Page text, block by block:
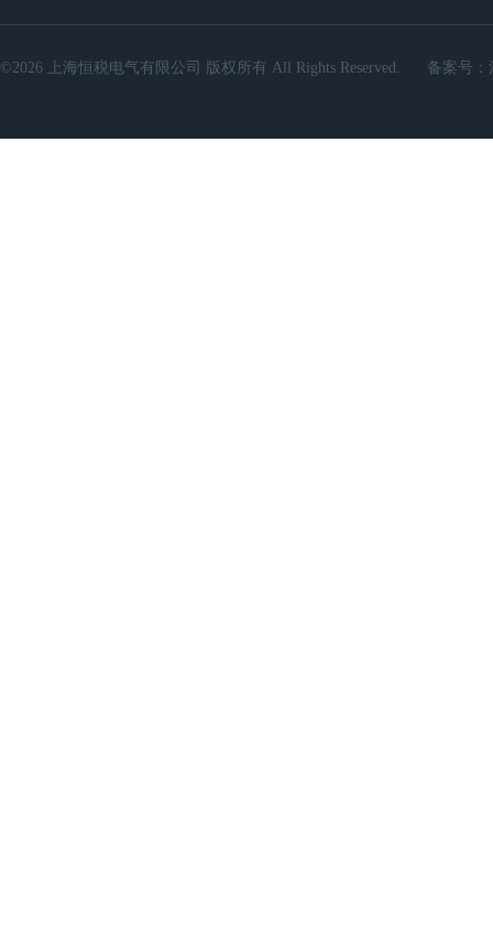
©2026 上海恒税电气有限公司 版权所有 All Rights Reserved. 备案号：